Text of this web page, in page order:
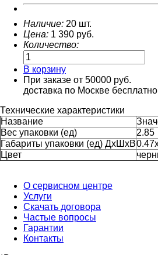
Наличие: 20 шт.
Цена: 1 390 руб.
Количество:
В корзину
При заказе от 50000 руб.
доставка по Москве
Технические характеристики
Название
Вес упаковки (ед)
2.85
Габариты упаковки (ед) ДхШхВ
Цвет
О сервисном центре
Услуги
Скачать договора
Частые вопросы
Гарантии
Контакты